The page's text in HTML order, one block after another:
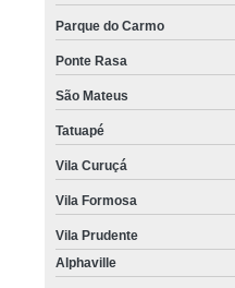
Parque do Carmo
Ponte Rasa
São Mateus
Tatuapé
Vila Curuçá
Vila Formosa
Vila Prudente
Alphaville